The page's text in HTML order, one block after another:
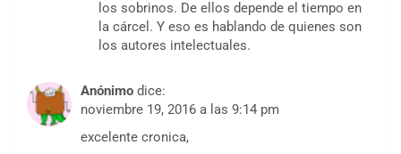
los sobrinos. De ellos depende el tiempo en
la cárcel. Y eso es hablando de quienes son
los autores intelectuales.
Anónimo dice:
noviembre 19, 2016 a las 9:14 pm
excelente cronica,